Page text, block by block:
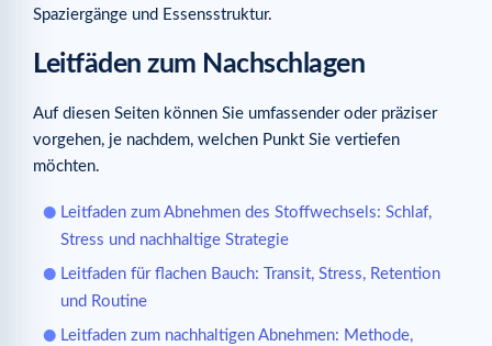
Spaziergänge und Essensstruktur.
Leitfäden zum Nachschlagen
Auf diesen Seiten können Sie umfassender oder präziser
vorgehen, je nachdem, welchen Punkt Sie vertiefen
möchten.
Leitfaden zum Abnehmen des Stoffwechsels: Schlaf,
Stress und nachhaltige Strategie
Leitfaden für flachen Bauch: Transit, Stress, Retention
und Routine
Leitfaden zum nachhaltigen Abnehmen: Methode,